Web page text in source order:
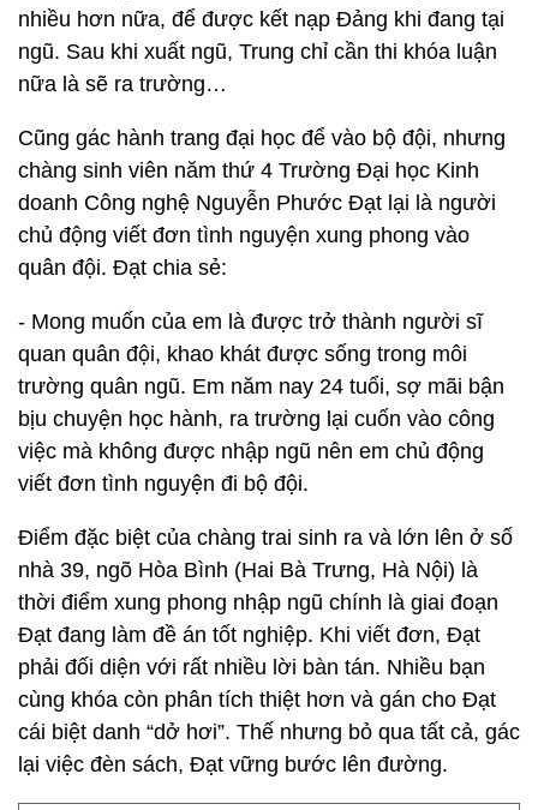
nhiều hơn nữa, để được kết nạp Đảng khi đang tại
ngũ. Sau khi xuất ngũ, Trung chỉ cần thi khóa luận
nữa là sẽ ra trường…
Cũng gác hành trang đại học để vào bộ đội, nhưng
chàng sinh viên năm thứ 4 Trường Đại học Kinh
doanh Công nghệ Nguyễn Phước Đạt lại là người
chủ động viết đơn tình nguyện xung phong vào
quân đội. Đạt chia sẻ:
- Mong muốn của em là được trở thành người sĩ
quan quân đội, khao khát được sống trong môi
trường quân ngũ. Em năm nay 24 tuổi, sợ mãi bận
bịu chuyện học hành, ra trường lại cuốn vào công
việc mà không được nhập ngũ nên em chủ động
viết đơn tình nguyện đi bộ đội.
Điểm đặc biệt của chàng trai sinh ra và lớn lên ở số
nhà 39, ngõ Hòa Bình (Hai Bà Trưng, Hà Nội) là
thời điểm xung phong nhập ngũ chính là giai đoạn
Đạt đang làm đề án tốt nghiệp. Khi viết đơn, Đạt
phải đối diện với rất nhiều lời bàn tán. Nhiều bạn
cùng khóa còn phân tích thiệt hơn và gán cho Đạt
cái biệt danh “dở hơi”. Thế nhưng bỏ qua tất cả, gác
lại việc đèn sách, Đạt vững bước lên đường.